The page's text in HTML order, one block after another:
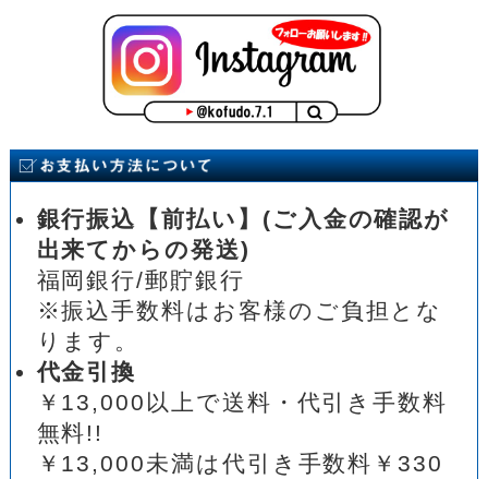
銀行振込【前払い】(ご入金の確認が
出来てからの発送)
福岡銀行/郵貯銀行
※振込手数料はお客様のご負担とな
ります。
代金引換
￥13,000以上で送料・代引き手数料
無料!!
￥13,000未満は代引き手数料￥330